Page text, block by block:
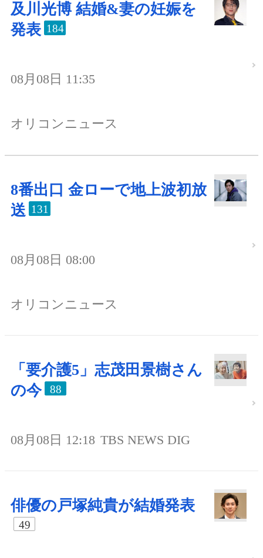
及川光博 結婚&妻の妊娠を
発表 184
08月08日 11:35
オリコンニュース
8番出口 金ローで地上波初放
送 131
08月08日 08:00
オリコンニュース
「要介護5」志茂田景樹さん
の今
88
08月08日 12:18 TBS NEWS DIG
俳優の戸塚純貴が結婚発表
49